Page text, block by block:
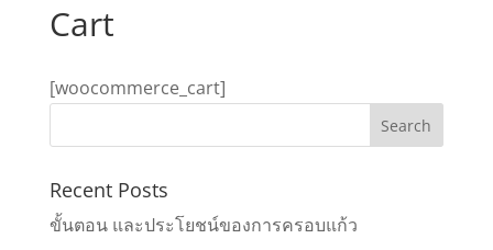
Cart
[woocommerce_cart]
Recent Posts
ขั้นตอน และประโยชน์ของการครอบแก้ว